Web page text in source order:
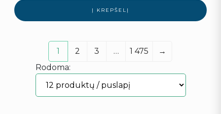
Į KREPŠELĮ
1 2 3 … 1 475
→
Rodoma: